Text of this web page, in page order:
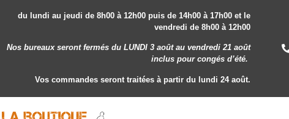
du lundi au jeudi de 8h00 à 12h00 puis de 14h00 à 17h00 et le
vendredi de 8h00 à 12h00
Nos bureaux seront fermés du LUNDI 3 août au vendredi 21 août
inclus pour congés d’été.
Vos commandes seront traitées à partir du lundi 24 août.